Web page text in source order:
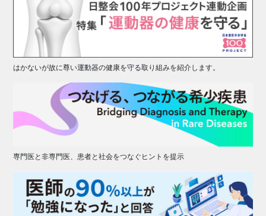
はかないが故に尊い運動器の健康を守る取り組みを紹介します。
専門医と非専門医、患者と社会をつなぐヒントを提示